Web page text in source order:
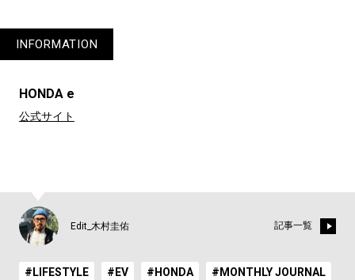
INFORMATION
HONDA e
公式サイト
Edit_木村圭佑 記事一覧
#LIFESTYLE #EV #HONDA #MONTHLY JOURNAL